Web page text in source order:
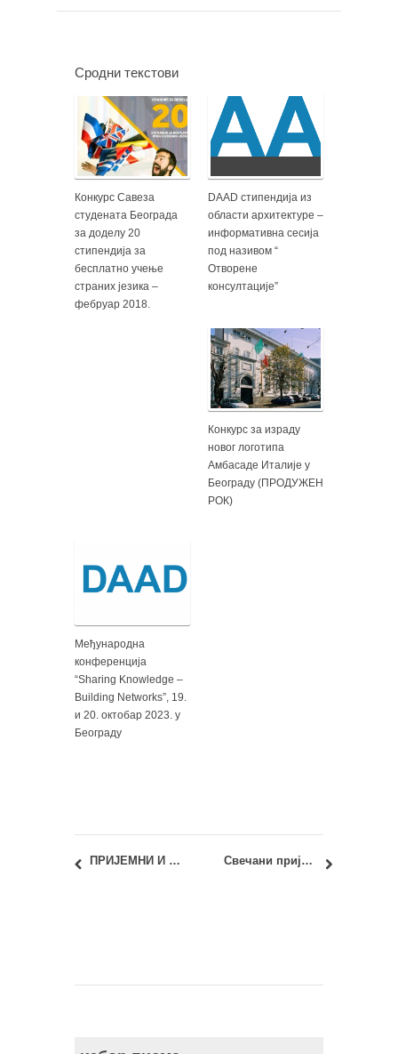
Сродни текстови
Конкурс Савеза
студената Београда
за доделу 20
стипендија за
бесплатнo учење
страних језика –
фебруар 2018.
DAAD стипендија из
области архитектуре –
информативна сесија
под називом “
Отворене
консултације”
Конкурс за израду
новог логотипа
Амбасаде Италије у
Београду (ПРОДУЖЕН
РОК)
Међународна
конференција
“Sharing Knowledge –
Building Networks”, 19.
и 20. октобар 2023. у
Београду
ПРИЈЕМНИ И УПИС 2025: УРБАНА ОБНОВА – ГРАДОВИ У НОВОМ МИЛЕНИЈУМУ Свечани пријем бруцоша Архитектонског факултета